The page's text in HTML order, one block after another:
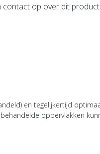
contact op over dit product
en tegelijkertijd
oppervlakken